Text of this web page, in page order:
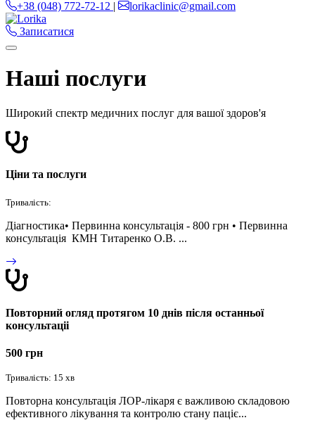
+38 (048) 772-72-12 | lorikaclinic@gmail.com
Записатися
Наші послуги
Широкий спектр медичних послуг для вашої здоров'я
Ціни та послуги
Тривалість:
Дiагностика• Первинна консультація - 800 грн • Первинна
консультація КМН Титаренко О.В. ...
Повторний огляд протягом 10 днів після останньої
консультаціі
500 грн
Тривалість: 15 хв
Повторна консультація ЛОР-лікаря є важливою складовою
ефективного лікування та контролю стану паціє...